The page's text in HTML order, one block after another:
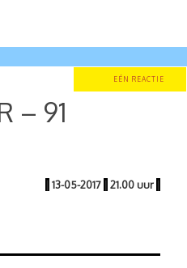
EÉN REACTIE
– 91
| 13-05-2017 | 21.00 uur |